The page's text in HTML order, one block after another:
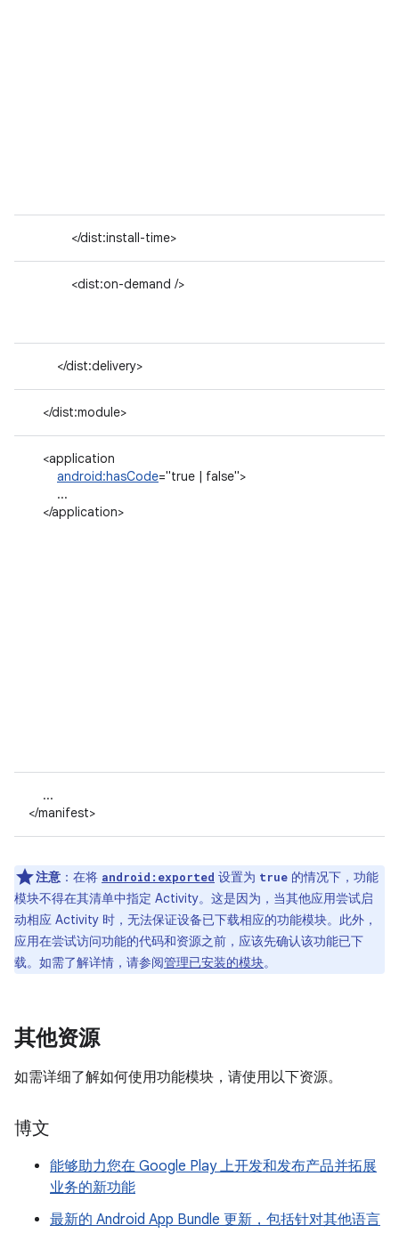
</dist:install-time>
<dist:on-demand />
</dist:delivery>
</dist:module>
<application
android:hasCode="true | false">
...
</application>
...
</manifest>
注意 ：在将 android:exported 设置为 true 的情况下，功能
模块不得在其清单中指定 Activity。这是因为，当其他应用尝试启
动相应 Activity 时，无法保证设备已下载相应的功能模块。此外，
应用在尝试访问功能的代码和资源之前，应该先确认该功能已下
载。如需了解详情，请参阅管理已安装的模块。
其他资源
如需详细了解如何使用功能模块，请使用以下资源。
博文
能够助力您在 Google Play 上开发和发布产品并拓展
业务的新功能
最新的 Android App Bundle 更新，包括针对其他语言